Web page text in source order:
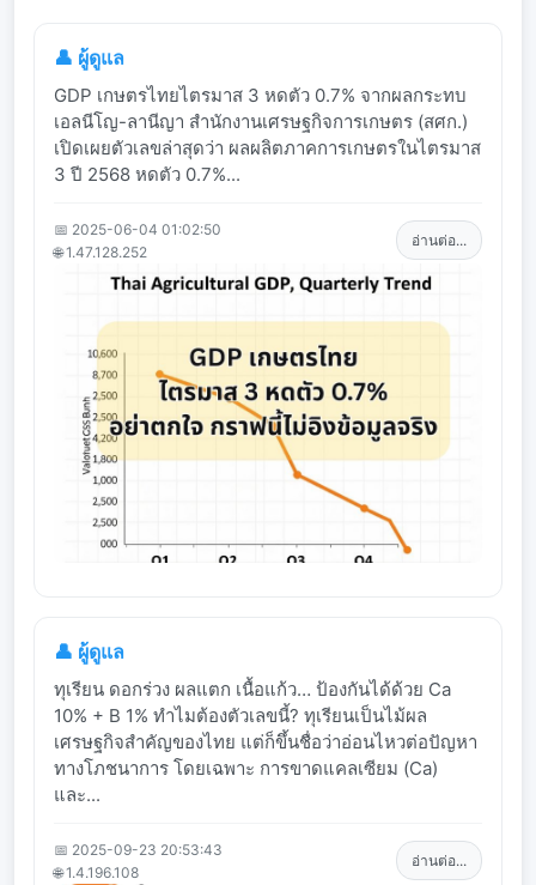
👤 ผู้ดูแล
GDP เกษตรไทยไตรมาส 3 หดตัว 0.7% จากผลกระทบ
เอลนีโญ-ลานีญา สำนักงานเศรษฐกิจการเกษตร (สศก.)
เปิดเผยตัวเลขล่าสุดว่า ผลผลิตภาคการเกษตรในไตรมาส
3 ปี 2568 หดตัว 0.7%...
📅 2025-06-04 01:02:50
🌐 1.47.128.252
อ่านต่อ...
👤 ผู้ดูแล
ทุเรียน ดอกร่วง ผลแตก เนื้อแก้ว… ป้องกันได้ด้วย Ca
10% + B 1% ทำไมต้องตัวเลขนี้? ทุเรียนเป็นไม้ผล
เศรษฐกิจสำคัญของไทย แต่ก็ขึ้นชื่อว่าอ่อนไหวต่อปัญหา
ทางโภชนาการ โดยเฉพาะ การขาดแคลเซียม (Ca)
และ...
📅 2025-09-23 20:53:43
🌐 1.4.196.108
อ่านต่อ...